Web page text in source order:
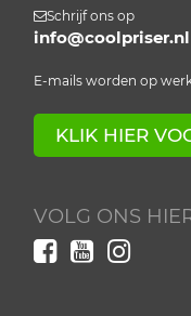
Schrijf ons op
info@coolpriser.nl
E-mails worden op
KLIK HIER
VOLG ONS